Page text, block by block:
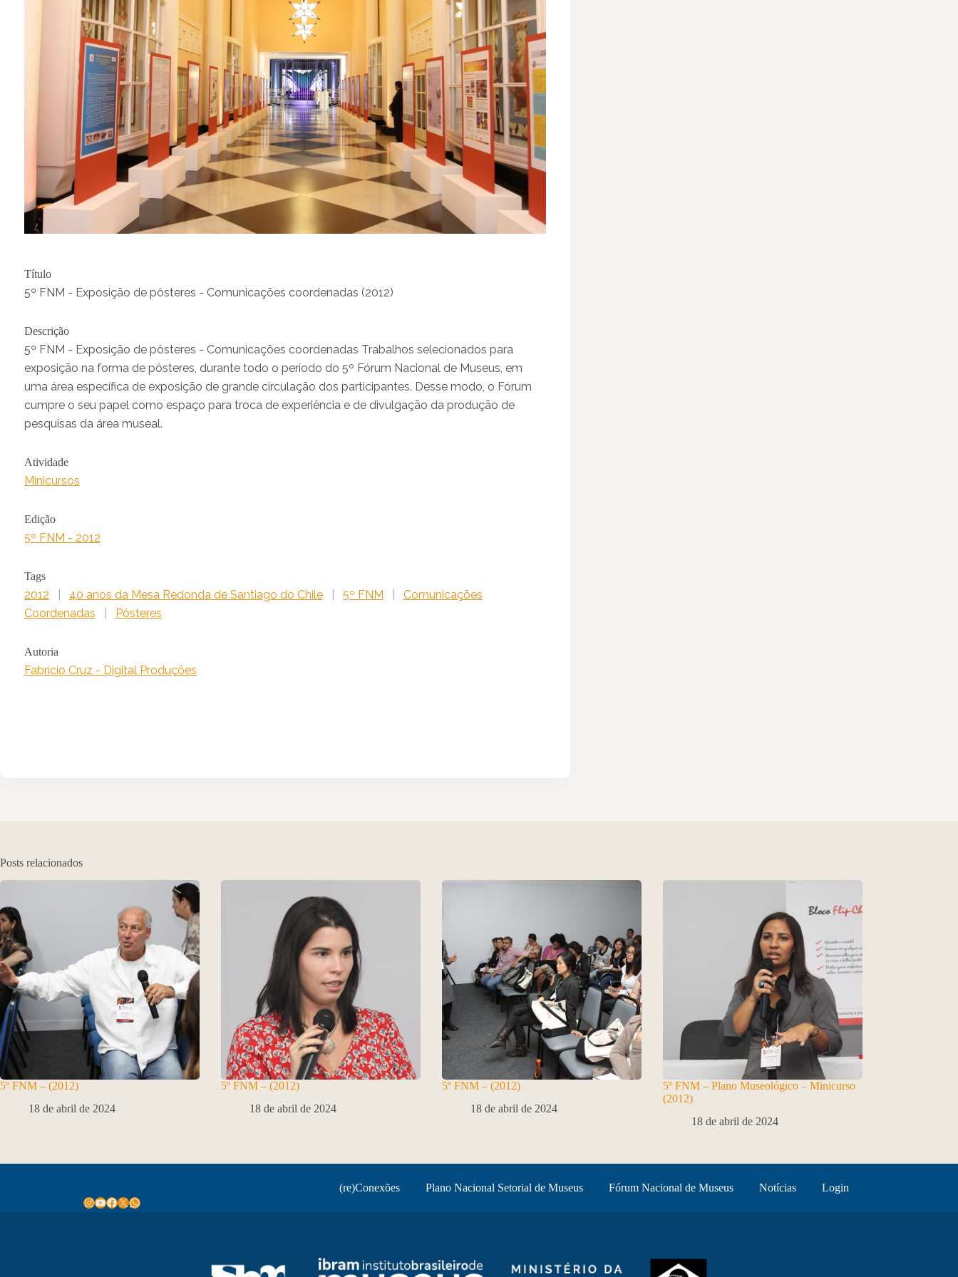
Título
5º FNM - Exposição de pôsteres - Comunicações coordenadas (2012)
Descrição
5º FNM - Exposição de pôsteres - Comunicações coordenadas Trabalhos selecionados para
exposição na forma de pôsteres, durante todo o período do 5º Fórum Nacional de Museus, em
uma área específica de exposição de grande circulação dos participantes. Desse modo, o Fórum
cumpre o seu papel como espaço para troca de experiência e de divulgação da produção de
pesquisas da área museal.
Atividade
Minicursos
Edição
5º FNM - 2012
Tags
2012 40 anos da Mesa Redonda de Santiago do Chile 5º FNM
Comunicações
Coordenadas
Pôsteres
Autoria
Fabrício Cruz - Digital Produções
Posts relacionados
5º FNM – (2012)
18 de abril de 2024
5º FNM – (2012)
18 de abril de 2024
5º FNM – (2012)
18 de abril de 2024
5º FNM – Plano Museológico – Minicurso
(2012)
18 de abril de 2024
Instagram
Youtube
Facebook
X WhatsApp
(re)Conexões Plano Nacional Setorial de Museus Fórum Nacional de Museus Notícias Login